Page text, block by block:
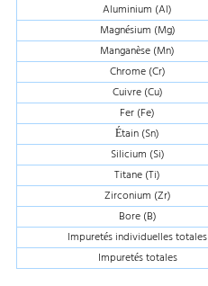
Aluminium (Al)
Magnésium (Mg)
Manganèse (Mn)
Chrome (Cr)
Cuivre (Cu)
Fer (Fe)
Étain (Sn)
Silicium (Si)
Titane (Ti)
Zirconium (Zr)
Bore (B)
Impuretés individuelles totales
Impuretés totales